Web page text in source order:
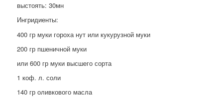
выстоять: 30мн
Ингридиенты:
400 гр муки гороха нут или кукурузной муки
200 гр пшеничной муки
или 600 гр муки высшего сорта
1 коф. л. соли
140 гр оливкового масла